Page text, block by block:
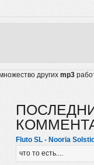
других mp3
Fluto SL - Nooria
что то есть....